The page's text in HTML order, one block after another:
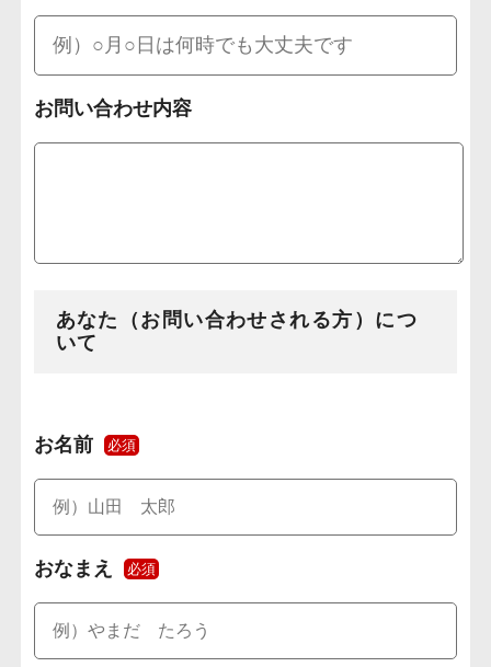
お問い合わせ内容
あなた（お問い合わせされる方）につ
いて
お名前 必須
おなまえ 必須